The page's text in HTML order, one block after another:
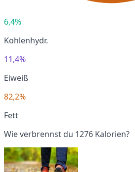
6,4%
Kohlenhydr.
11,4%
Eiweiß
82,2%
Fett
Wie verbrennst du 1276 Kalorien?